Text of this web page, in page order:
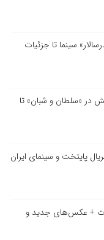
سینما تا جزئیات
در «سلطان و شبان» تا
پایتخت و سینمای ایران
+ عکس‌های جدید و